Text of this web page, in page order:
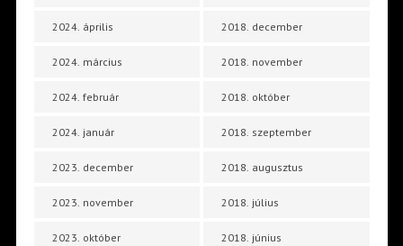
2024. április
2024. március
2024. február
2024. január
2023. december
2023. november
2023. október
2018. december
2018. november
2018. október
2018. szeptember
2018. augusztus
2018. július
2018. június